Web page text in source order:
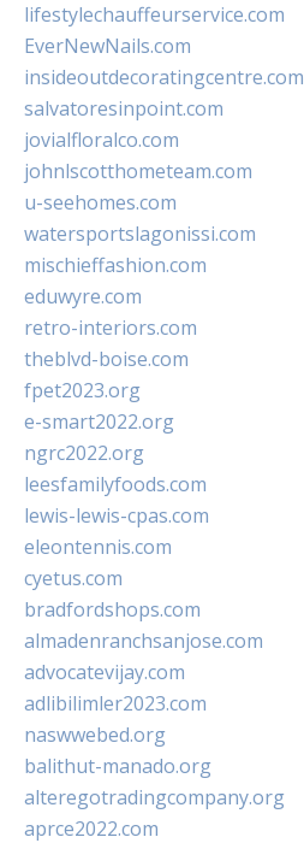
lifestylechauffeurservice.com
EverNewNails.com
insideoutdecoratingcentre.com
salvatoresinpoint.com
jovialfloralco.com
johnlscotthometeam.com
u-seehomes.com
watersportslagonissi.com
mischieffashion.com
eduwyre.com
retro-interiors.com
theblvd-boise.com
fpet2023.org
e-smart2022.org
ngrc2022.org
leesfamilyfoods.com
lewis-lewis-cpas.com
eleontennis.com
cyetus.com
bradfordshops.com
almadenranchsanjose.com
advocatevijay.com
adlibilimler2023.com
naswwebed.org
balithut-manado.org
alteregotradingcompany.org
aprce2022.com